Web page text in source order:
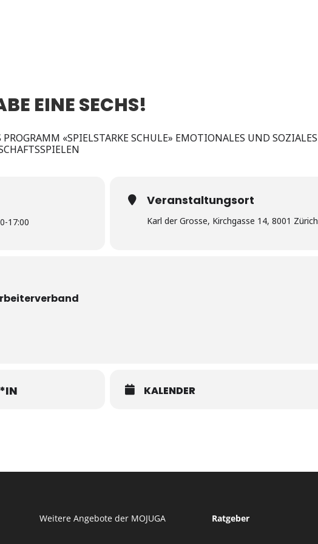
EINE SECHS!
«SPIELSTARKE SCHULE» EMOTIONALES UND SOZIALES
-17:00
Veranstaltungsort
Karl der Grosse, Kirchgasse 14, 8001 Zürich
KALENDER
Weitere Angebote der MOJUGA Ratgeber